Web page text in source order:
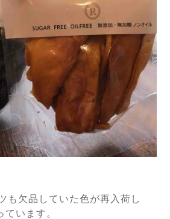
も欠品していた色が再入荷し
います。